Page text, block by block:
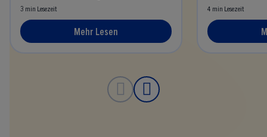
3 min Lesezeit
Mehr Lesen
4 min Lesezeit